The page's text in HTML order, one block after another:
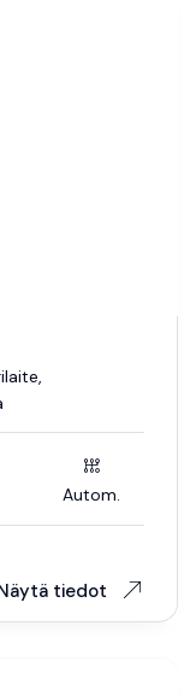
Autom.
tiedot